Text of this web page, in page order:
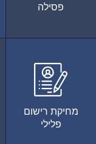
פסילה
מחיקת רישום
פלילי